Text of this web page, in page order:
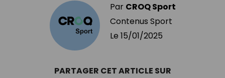
Par CROQ Sport
Contenus Sport
Le 15/01/2025
PARTAGER CET ARTICLE SUR